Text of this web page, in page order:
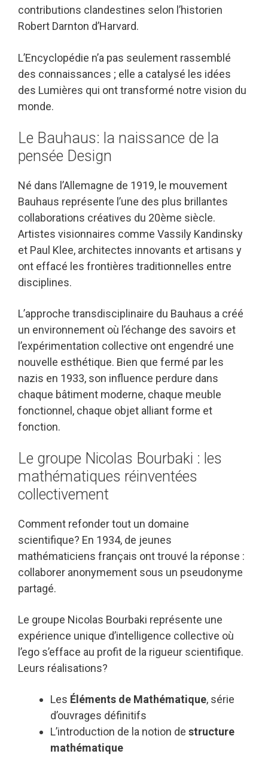
contributions clandestines selon l’historien
Robert Darnton d’Harvard.
L’Encyclopédie n’a pas seulement rassemblé
des connaissances ; elle a catalysé les idées
des Lumières qui ont transformé notre vision du
monde.
Le Bauhaus: la naissance de la
pensée Design
Né dans l’Allemagne de 1919, le mouvement
Bauhaus représente l’une des plus brillantes
collaborations créatives du 20ème siècle.
Artistes visionnaires comme Vassily Kandinsky
et Paul Klee, architectes innovants et artisans y
ont effacé les frontières traditionnelles entre
disciplines.
L’approche transdisciplinaire du Bauhaus a créé
un environnement où l’échange des savoirs et
l’expérimentation collective ont engendré une
nouvelle esthétique. Bien que fermé par les
nazis en 1933, son influence perdure dans
chaque bâtiment moderne, chaque meuble
fonctionnel, chaque objet alliant forme et
fonction.
Le groupe Nicolas Bourbaki : les
mathématiques réinventées
collectivement
Comment refonder tout un domaine
scientifique? En 1934, de jeunes
mathématiciens français ont trouvé la réponse :
collaborer anonymement sous un pseudonyme
partagé.
Le groupe Nicolas Bourbaki représente une
expérience unique d’intelligence collective où
l’ego s’efface au profit de la rigueur scientifique.
Leurs réalisations?
Les Éléments de Mathématique, série
d’ouvrages définitifs
L’introduction de la notion de structure
mathématique